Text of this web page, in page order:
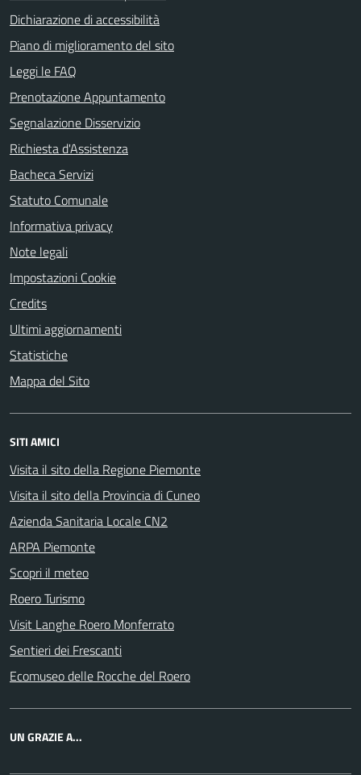
Dichiarazione di accessibilità
Piano di miglioramento del sito
Leggi le FAQ
Prenotazione Appuntamento
Segnalazione Disservizio
Richiesta d'Assistenza
Bacheca Servizi
Statuto Comunale
Informativa privacy
Note legali
Impostazioni Cookie
Credits
Ultimi aggiornamenti
Statistiche
Mappa del Sito
SITI AMICI
Visita il sito della Regione Piemonte
Visita il sito della Provincia di Cuneo
Azienda Sanitaria Locale CN2
ARPA Piemonte
Scopri il meteo
Roero Turismo
Visit Langhe Roero Monferrato
Sentieri dei Frescanti
Ecomuseo delle Rocche del Roero
UN GRAZIE A...